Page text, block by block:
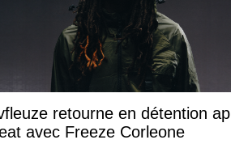
retourne en détention
avec Freeze Corleone